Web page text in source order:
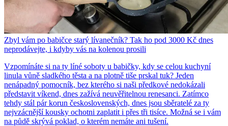
Zbyl vám po babičce starý lívanečník? Tak ho pod 3000 Kč dnes
neprodávejte, i kdyby vás na kolenou prosili
Vzpomínáte si na ty líné soboty u babičky, kdy se celou kuchyní
linula vůně sladkého těsta a na plotně tiše prskal tuk? Jeden
nenápadný pomocník, bez kterého si naši předkové nedokázali
představit víkend, dnes zažívá neuvěřitelnou renesanci. Zatímco
tehdy stál pár korun československých, dnes jsou sběratelé za ty
nejvzácnější kousky ochotni zaplatit i přes tři tisíce. Možná se i vám
na půdě skrývá poklad, o kterém nemáte ani tušení.